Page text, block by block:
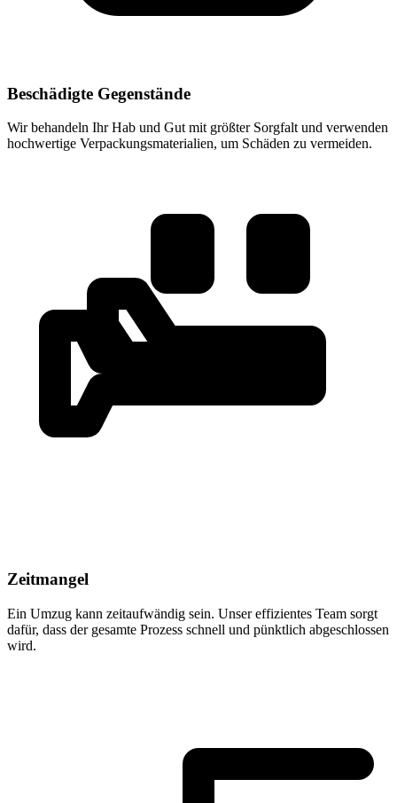
Beschädigte Gegenstände
Wir behandeln Ihr Hab und Gut mit größter Sorgfalt und verwenden
hochwertige Verpackungsmaterialien, um Schäden zu vermeiden.
Zeitmangel
Ein Umzug kann zeitaufwändig sein. Unser effizientes Team sorgt
dafür, dass der gesamte Prozess schnell und pünktlich abgeschlossen
wird.